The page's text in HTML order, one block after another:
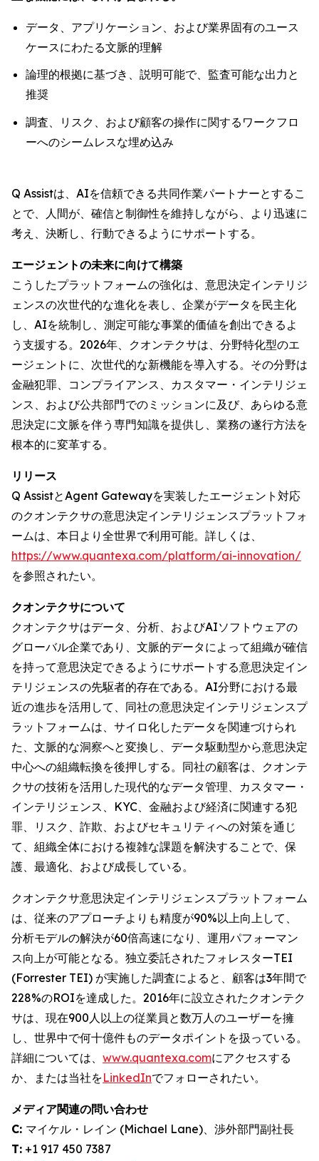
データ、アプリケーション、および業界固有のユース
ケースにわたる文脈的理解
論理的根拠に基づき、説明可能で、監査可能な出力と
推奨
調査、リスク、および顧客の操作に関するワークフロ
ーへのシームレスな埋め込み
Q Assistは、AIを信頼できる共同作業パートナーとするこ
とで、人間が、確信と制御性を維持しながら、より迅速に
考え、決断し、行動できるようにサポートする。
エージェントの未来に向けて構築
こうしたプラットフォームの強化は、意思決定インテリジ
ェンスの次世代的な進化を表し、企業がデータを民主化
し、AIを統制し、測定可能な事業的価値を創出できるよ
う支援する。2026年、クオンテクサは、分野特化型のエ
ージェントに、次世代的な新機能を導入する。その分野は
金融犯罪、コンプライアンス、カスタマー・インテリジェ
ンス、および公共部門でのミッションに及び、あらゆる意
思決定に文脈を伴う専門知識を提供し、業務の遂行方法を
根本的に変革する。
リリース
Q AssistとAgent Gatewayを実装したエージェント対応
のクオンテクサの意思決定インテリジェンスプラットフォ
ームは、本日より全世界で利用可能。詳しくは、
https://www.quantexa.com/platform/ai-innovation/
を参照されたい。
クオンテクサについて
クオンテクサはデータ、分析、およびAIソフトウェアの
グローバル企業であり、文脈的データによって組織が確信
を持って意思決定できるようにサポートする意思決定イン
テリジェンスの先駆者的存在である。AI分野における最
近の進歩を活用して、同社の意思決定インテリジェンスプ
ラットフォームは、サイロ化したデータを関連づけられ
た、文脈的な洞察へと変換し、データ駆動型から意思決定
中心への組織転換を後押しする。同社の顧客は、クオンテ
クサの技術を活用した現代的なデータ管理、カスタマー・
インテリジェンス、KYC、金融および経済に関連する犯
罪、リスク、詐欺、およびセキュリティへの対策を通じ
て、組織全体における複雑な課題を解決することで、保
護、最適化、および成長している。
クオンテクサ意思決定インテリジェンスプラットフォーム
は、従来のアプローチよりも精度が90%以上向上して、
分析モデルの解決が60倍高速になり、運用パフォーマン
ス向上が可能となる。独立委託されたフォレスターTEI
(Forrester TEI) が実施した調査によると、顧客は3年間で
228%のROIを達成した。2016年に設立されたクオンテク
サは、現在900人以上の従業員と数万人のユーザーを擁
し、世界中で何十億件ものデータポイントを扱っている。
詳細については、 www.quantexa.comにアクセスする
か、または当社をLinkedInでフォローされたい。
メディア関連の問い合わせ
C: マイケル・レイン (Michael Lane)、渉外部門副社長
T: +1 917 450 7387